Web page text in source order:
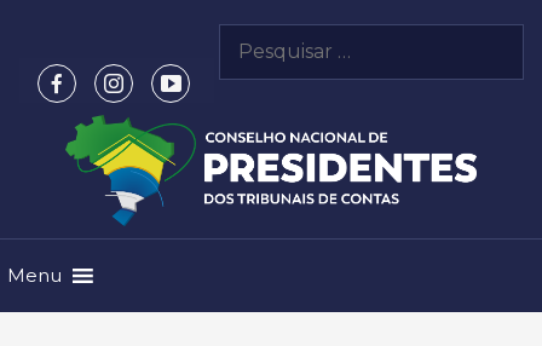
conteúdo
por:
Menu